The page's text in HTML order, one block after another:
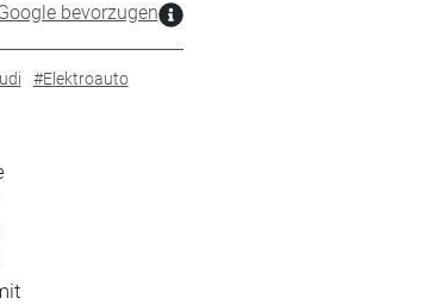
bevorzugen
#Elektroauto